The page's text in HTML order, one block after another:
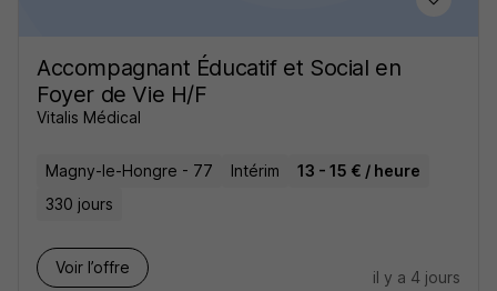
Accompagnant Éducatif et Social en
Foyer de Vie H/F
Vitalis Médical
Magny-le-Hongre - 77 Intérim
13 - 15 € / heure
330 jours
Voir l’offre
il y a 4 jours